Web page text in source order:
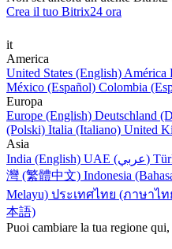
Crea il tuo Bitrix24 ora
it
America
United States (English) América
México (Español) Colombia
Europa
Europe (English) Deutschland
(Polski) Italia (Italiano) United
Asia
India (English)
UAE (عربي)
灣 (繁體中文) Indonesia
Melayu) ประเทศไทย (ภาษาไท
本語)
Puoi cambiare la tua regione qui,